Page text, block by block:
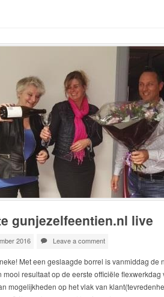
gunjezelfeentien.nl live
2016 Leave a comment
Met een geslaagde borrel is vanmiddag
mooi resultaat op de eerste officiële
mogelijkheden op het vlak van